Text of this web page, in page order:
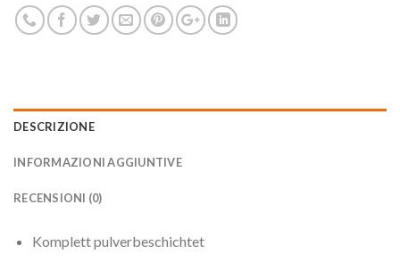
DESCRIZIONE
INFORMAZIONI AGGIUNTIVE
RECENSIONI (0)
Komplett pulverbeschichtet